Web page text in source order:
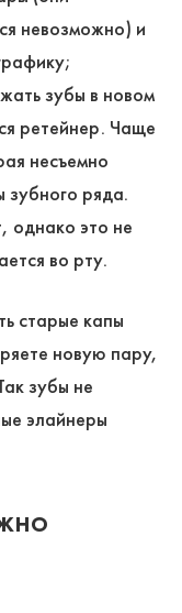
невозможно) и
зубы в новом
ретейнер. Чаще
несъемно
зубного ряда.
однако это не
во рту.
старые капы
новую пару,
зубы не
элайнеры